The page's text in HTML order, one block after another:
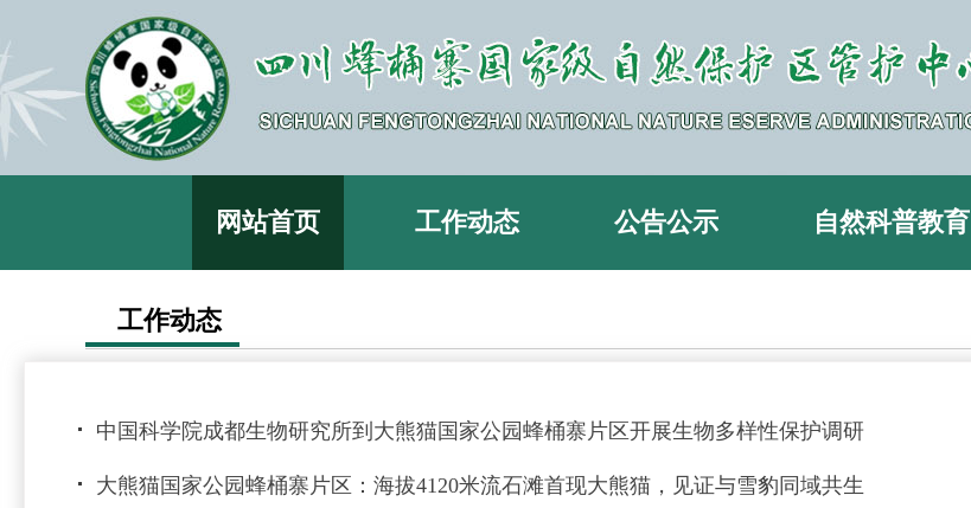
网站首页 工作动态 公告公示 自然科普教育
工作动态
中国科学院成都生物研究所到大熊猫国家公园蜂桶寨片区开展生物多样性保护调研
大熊猫国家公园蜂桶寨片区：海拔4120米流石滩首现大熊猫，见证与雪豹同域共生